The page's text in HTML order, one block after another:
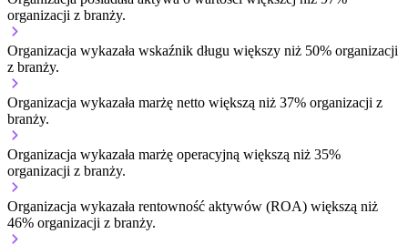
organizacji z branży.
Organizacja wykazała wskaźnik długu większy niż 50% organizacji
z branży.
Organizacja wykazała marżę netto większą niż 37% organizacji z
branży.
Organizacja wykazała marżę operacyjną większą niż 35%
organizacji z branży.
Organizacja wykazała rentowność aktywów (ROA) większą niż
46% organizacji z branży.